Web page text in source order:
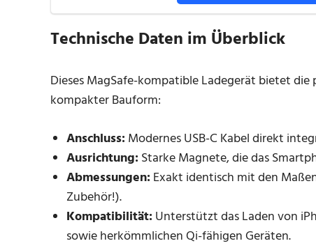
Technische Daten im Überblick
Dieses MagSafe-kompatible Ladegerät bietet
kompakter Bauform:
Anschluss:Modernes USB-C Kabel direkt
Ausrichtung:Starke Magnete, die das
Abmessungen:Exakt identisch mit den
Zubehör!).
Kompatibilität:Unterstützt das Laden von
sowie herkömmlichen Qi-fähigen Geräten.